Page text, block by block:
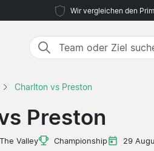
Wir vergleichen den
Charlton vs Preston
Preston
The Valley Championship 29